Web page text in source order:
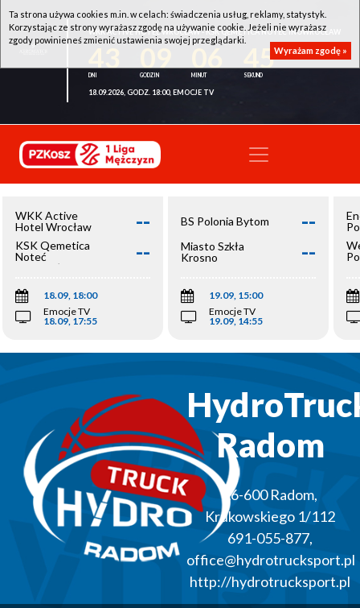
WKK ACTIVE HOTEL WROCŁAW - KSK QEMETICA NOTEĆ INOWROCŁAW
44
18.09.2026, GODZ. 18:00, EMOCJE TV
WKK Active
Hotel Wrocław
--
KSK Qemetica
Noteć
Inowrocław
--
18.09, 18:00
Emocje TV
18.09, 17:55
BS Polonia Bytom --
Miasto Szkła
Krosno
--
19.09, 15:00
Emocje TV
19.09, 14:55
Radom
26-600 Radom,
Krukowskiego 1/112
691-055-877,
office@hydrotrucksport.pl
http://hydrotrucksport.pl
Ta strona używa cookies m.in. w celach: świadczenia usług, reklamy, statystyk.
Korzystając ze strony wyrażasz zgodę na używanie cookie. Jeżeli nie wyrażasz
zgody powinieneś zmienić ustawienia swojej przeglądarki.
Wyrażam zgodę »